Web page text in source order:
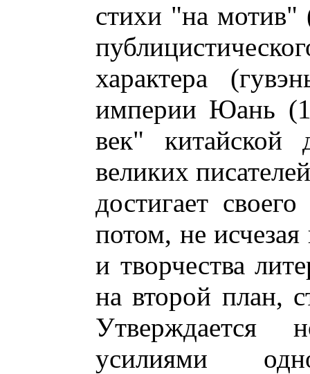
стихи "на мотив"
характера
империи Юань
век" китайской
великих
достигает
потом, не
и творчества
на второй план,
Утверждается
усилиями